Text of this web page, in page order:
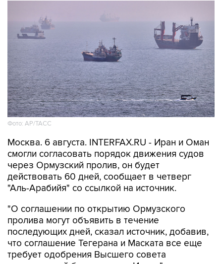
Фото: AP/ТАСС
Москва. 6 августа. INTERFAX.RU - Иран и Оман
смогли согласовать порядок движения судов
через Ормузский пролив, он будет
действовать 60 дней, сообщает в четверг
"Аль-Арабийя" со ссылкой на источник.
"О соглашении по открытию Ормузского
пролива могут объявить в течение
последующих дней, сказал источник, добавив,
что соглашение Тегерана и Маската все еще
требует одобрения Высшего совета